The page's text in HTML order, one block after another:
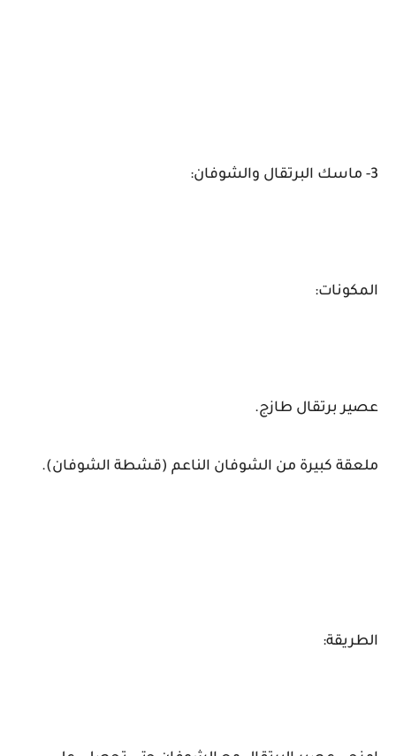
3- ماسك البرتقال والشوفان:
المكونات:
عصير برتقال طازج.
ملعقة كبيرة من الشوفان الناعم (قشطة الشوفان).
الطريقة: